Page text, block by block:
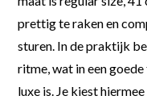
prettig te raken en
sturen. In de praktijk
ritme, wat in een
luxe is. Je kiest